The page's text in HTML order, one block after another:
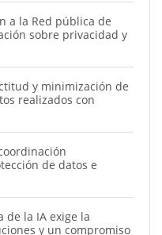
a la Red pública de
sobre privacidad y
y minimización de
realizados con
de datos e
de la IA exige la
y un compromiso